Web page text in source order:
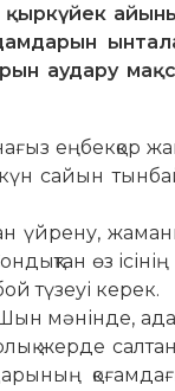
аудару
еңбекқор
сайын
үйрену,
өз
түзеуі керек.
мәнінде,
жерде